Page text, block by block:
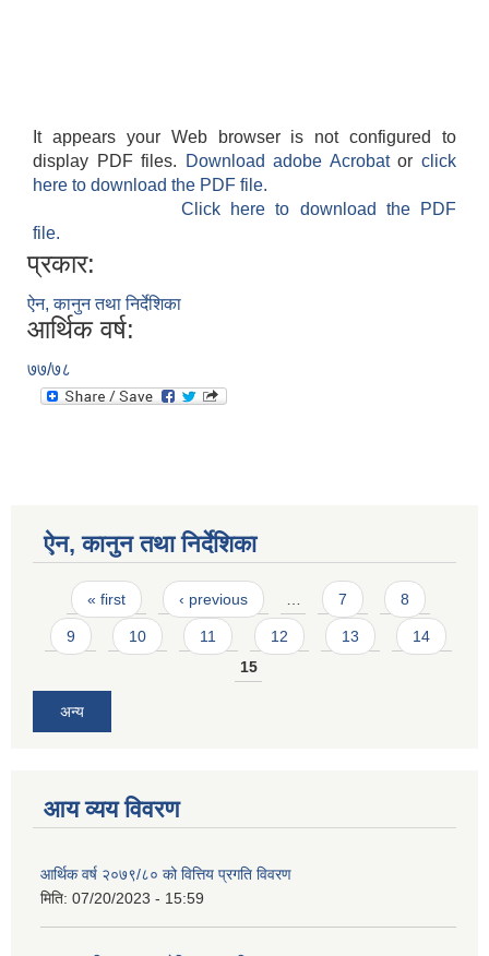
It appears your Web browser is not configured to
display PDF files.
Download adobe Acrobatorclick
here to download the PDF file.
Click here to download the PDF
file.
प्रकार:
ऐन, कानुन तथा निर्देशिका
आर्थिक वर्ष:
७७/७८
ऐन, कानुन तथा निर्देशिका
Pages
« first ‹ previous … 7 8
9 10 11 12 13
14
15
अन्य
आय व्यय विवरण
आर्थिक वर्ष २०७९/८० को वित्तिय प्रगति विवरण
मिति: 07/20/2023 - 15:59